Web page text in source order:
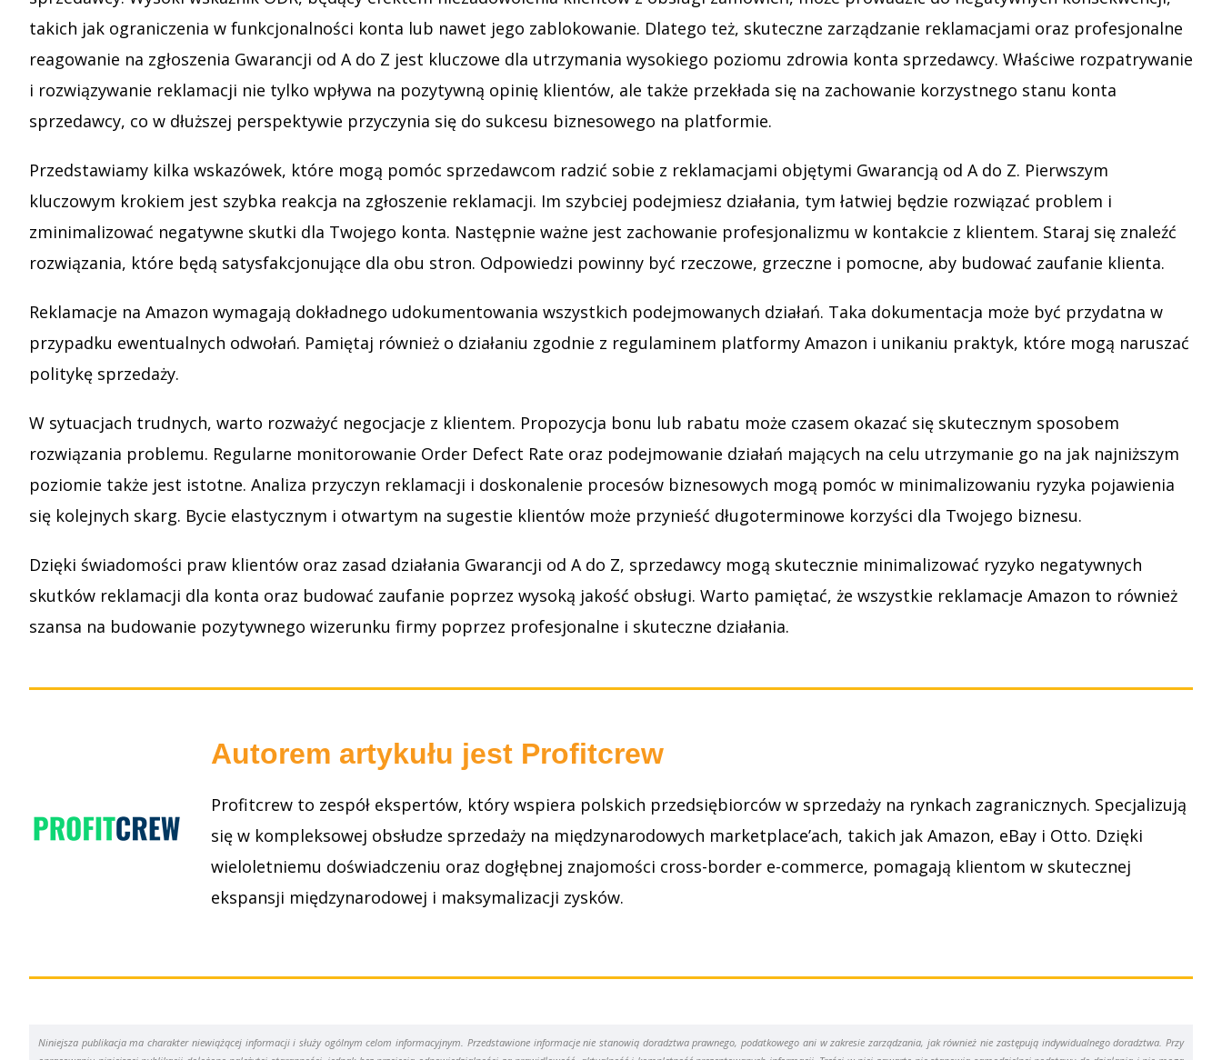
takich jak ograniczenia w funkcjonalności konta lub nawet jego zablokowanie. Dlatego też, skuteczne zarządzanie reklamacjami oraz profesjonalne
reagowanie na zgłoszenia Gwarancji od A do Z jest kluczowe dla utrzymania wysokiego poziomu zdrowia konta sprzedawcy. Właściwe rozpatrywanie
i rozwiązywanie reklamacji nie tylko wpływa na pozytywną opinię klientów, ale także przekłada się na zachowanie korzystnego stanu konta
sprzedawcy, co w dłuższej perspektywie przyczynia się do sukcesu biznesowego na platformie.
Przedstawiamy kilka wskazówek, które mogą pomóc sprzedawcom radzić sobie z reklamacjami objętymi Gwarancją od A do Z. Pierwszym
kluczowym krokiem jest szybka reakcja na zgłoszenie reklamacji. Im szybciej podejmiesz działania, tym łatwiej będzie rozwiązać problem i
zminimalizować negatywne skutki dla Twojego konta. Następnie ważne jest zachowanie profesjonalizmu w kontakcie z klientem. Staraj się znaleźć
rozwiązania, które będą satysfakcjonujące dla obu stron. Odpowiedzi powinny być rzeczowe, grzeczne i pomocne, aby budować zaufanie klienta.
Reklamacje na Amazon wymagają dokładnego udokumentowania wszystkich podejmowanych działań. Taka dokumentacja może być przydatna w
przypadku ewentualnych odwołań. Pamiętaj również o działaniu zgodnie z regulaminem platformy Amazon i unikaniu praktyk, które mogą naruszać
politykę sprzedaży.
W sytuacjach trudnych, warto rozważyć negocjacje z klientem. Propozycja bonu lub rabatu może czasem okazać się skutecznym sposobem
rozwiązania problemu. Regularne monitorowanie Order Defect Rate oraz podejmowanie działań mających na celu utrzymanie go na jak najniższym
poziomie także jest istotne. Analiza przyczyn reklamacji i doskonalenie procesów biznesowych mogą pomóc w minimalizowaniu ryzyka pojawienia
się kolejnych skarg. Bycie elastycznym i otwartym na sugestie klientów może przynieść długoterminowe korzyści dla Twojego biznesu.
Dzięki świadomości praw klientów oraz zasad działania Gwarancji od A do Z, sprzedawcy mogą skutecznie minimalizować ryzyko negatywnych
skutków reklamacji dla konta oraz budować zaufanie poprzez wysoką jakość obsługi. Warto pamiętać, że wszystkie reklamacje Amazon to również
szansa na budowanie pozytywnego wizerunku firmy poprzez profesjonalne i skuteczne działania.
Autorem artykułu jest Profitcrew
Profitcrew to zespół ekspertów, który wspiera polskich przedsiębiorców w sprzedaży na rynkach zagranicznych. Specjalizują
się w kompleksowej obsłudze sprzedaży na międzynarodowych marketplace’ach, takich jak Amazon, eBay i Otto. Dzięki
wieloletniemu doświadczeniu oraz dogłębnej znajomości cross-border e-commerce, pomagają klientom w skutecznej
ekspansji międzynarodowej i maksymalizacji zysków.
Niniejsza publikacja ma charakter niewiążącej informacji i służy ogólnym celom informacyjnym. Przedstawione informacje nie stanowią doradztwa prawnego, podatkowego ani w zakresie zarządzania, jak również nie zastępują indywidualnego doradztwa. Przy